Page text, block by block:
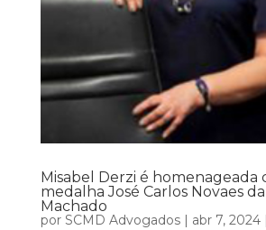
Misabel Derzi é homenageada
medalha José Carlos Novaes
Machado
por SCMD Advogados| abr 7, 2024|